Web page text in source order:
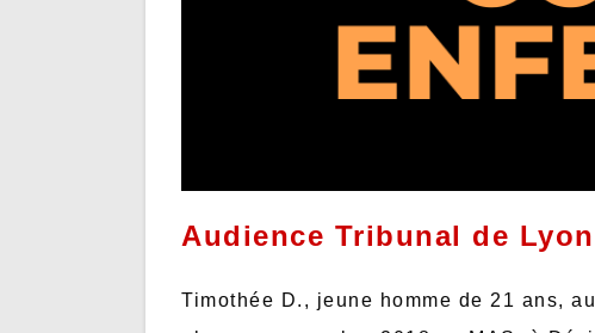
Audience Tribunal de
Timothée D., jeune homme de 21 ans,